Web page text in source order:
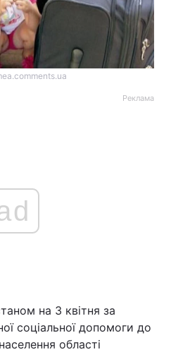
Реклама
на 3 квітня за
соціальної допомоги до
області